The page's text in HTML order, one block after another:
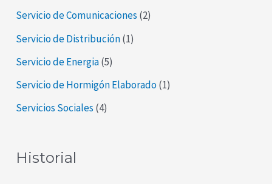
Servicio de Comunicaciones (2)
Servicio de Distribución(1)
Servicio de Energia(5)
Servicio de Hormigón Elaborado(1)
Servicios Sociales (4)
Historial